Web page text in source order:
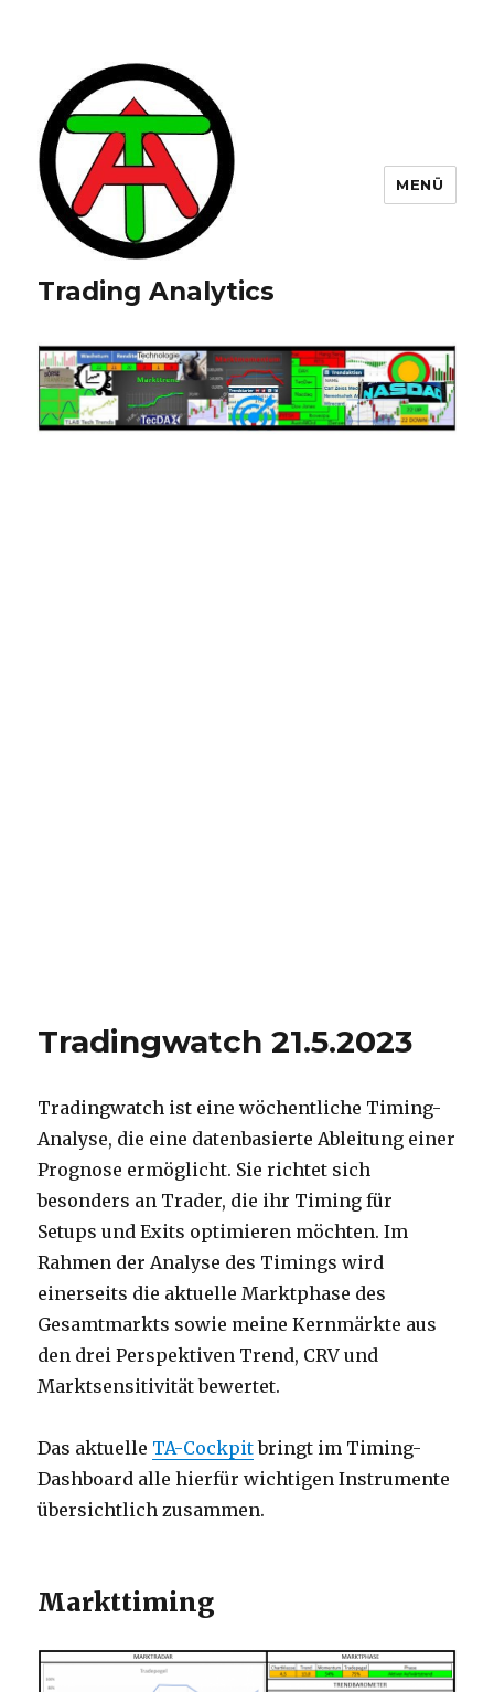
Trading Analytics
MENÜ
Tradingwatch 21.5.2023
Tradingwatch ist eine wöchentliche Timing-
Analyse, die eine datenbasierte Ableitung einer
Prognose ermöglicht. Sie richtet sich
besonders an Trader, die ihr Timing für
Setups und Exits optimieren möchten. Im
Rahmen der Analyse des Timings wird
einerseits die aktuelle Marktphase des
Gesamtmarkts sowie meine Kernmärkte aus
den drei Perspektiven Trend, CRV und
Marktsensitivität bewertet.
Das aktuelle TA-Cockpitbringt im Timing-
Dashboard alle hierfür wichtigen Instrumente
übersichtlich zusammen.
Markttiming